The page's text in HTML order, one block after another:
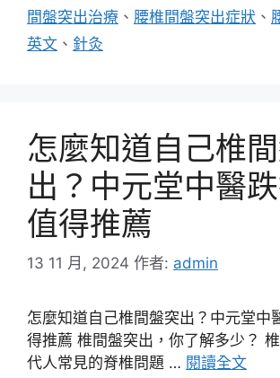
間盤突出治療 、 腰椎間盤突出症狀 、
英文 、 針灸
怎麼知道自己椎
出？中元堂中醫
值得推薦
13 11 月, 2024 作者: admin
怎麼知道自己椎間盤突出？中元堂中
得推薦 椎間盤突出，你了解多少？
代人常見的脊椎問題 … 閱讀全文